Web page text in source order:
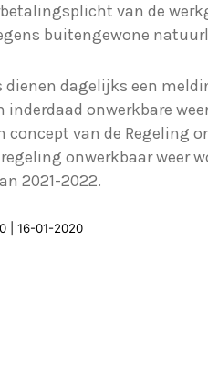
van de
buitengewone
dagelijks een
onwerkbare
van de Regeling
onwerkbaar weer
2021-2022.
| 16-01-2020